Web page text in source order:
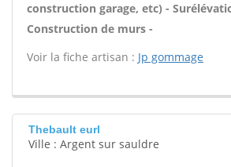
construction garage, etc) -
Construction de murs -
Voir la fiche artisan : Jp gommage
Thebault eurl
Ville : Argent sur sauldre